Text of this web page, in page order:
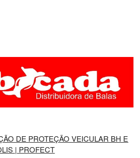
DE PROTEÇÃO VEICULAR BH E
| PROFECT